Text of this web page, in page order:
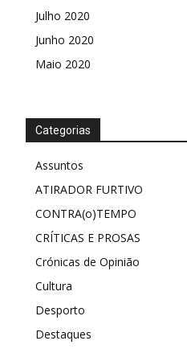
Julho 2020
Junho 2020
Maio 2020
Categorias
Assuntos
ATIRADOR FURTIVO
CONTRA(o)TEMPO
CRÍTICAS E PROSAS
Crónicas de Opinião
Cultura
Desporto
Destaques